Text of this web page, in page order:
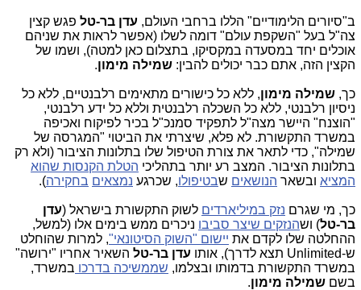
ב"סיורים הלימודיים" הללו ברחבי העולם, עדן בר-טל פגש קצין
צה"ל בעל "השקפת עולם" דומה לשלו (אפשר לראות את שניהם
אוכלים יחד במסעדה במקסיקו, בתצלום כאן למטה), ושמו של
הקצין הזה, אתם כבר יכולים להבין: שמילה מימון.
כך, שמילה מימון, ללא כל כישורים מתאימים רלבנטיים, ללא כל
ניסיון רלבנטי, ללא כל השכלה רלבנטית וללא כל ידע רלבנטי,
"הוצנח" היישר מצה"ל לתפקיד סמנכ"ל בכיר לפיקוח ואכיפה
במשרד התקשורת. לא פלא, שיצרתי את הביטוי "המגרסה של
שמילה", כדי לתאר את צורת הטיפול שלו בתלונות הציבור (ולא רק
בתלונות הציבור. המצב רע יותר בתהליכי הטלת הקנסות שהוא
המציא ובשאר הנושאים שבטיפולו, שכרגע נמצאים בחקירה).
כך, מי שגרם נזק במיליארדים לשוק התקשורת בישראל (עדן
בר-טל) ושהנזקים שיצר סביבו ניכרים ממש בימים אלו (למשל,
ההחלטה שלו לקדם את יישום "השוק הסיטונאי", למרות שהוחלט
ש-Unlimited תצא לדרך), אותו
עדן בר-טל השאיר אחריו "ירושה"
במשרד התקשורת בדמותו ובצלמו, שממשיכה בדרכו במשרד,
בשם שמילה מימון.